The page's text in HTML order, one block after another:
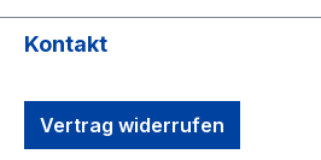
Kontakt
Vertrag widerrufen